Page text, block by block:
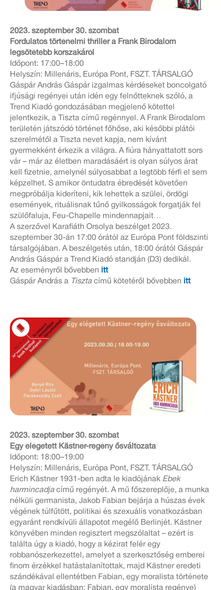
2023. szeptember 30. szombat
Fordulatos történelmi thriller a Frank Birodalom
legsötétebb korszakáról
Időpont: 17:00–18:00
Helyszín: Millenáris, Európa Pont, FSZT. TÁRSALGÓ
Gáspár András Gáspár izgalmas kérdéseket boncolgató
ifjúsági regényei után idén egy felnőtteknek szóló, a
Trend Kiadó gondozásában megjelenő kötettel
jelentkezik, a Tiszta című regénnyel. A Frank Birodalom
területén játszódó történet főhőse, aki későbbi plátói
szerelmétől a Tiszta nevet kapja, nem kívánt
gyermekként érkezik a világra. A fiúra hányattatott sors
vár – már az életben maradásáért is olyan súlyos árat
kell fizetnie, amelynél súlyosabbat a legtöbb férfi el sem
képzelhet. S amikor öntudatra ébredését követően
megpróbálja kideríteni, kik lehettek a szülei, ördögi
események, rituálisnak tűnő gyilkosságok forgatják fel
szülőfaluja, Feu-Chapelle mindennapjait…
A szerzővel Karafiáth Orsolya beszélget 2023.
szeptember 30-án 17:00 órától az Európa Pont földszinti
társalgójában. A beszélgetés után, 18:00 órától Gáspár
András Gáspár a Trend Kiadó standján (D3) dedikál.
Az eseményről bővebben itt
Gáspár András a Tiszta című kötetéről bővebben itt
2023. szeptember 30. szombat
Egy elégetett Kästner-regény ősváltozata
Időpont: 18:00–19:00
Helyszín: Millenáris, Európa Pont, FSZT. TÁRSALGÓ
Erich Kästner 1931-ben adta le kiadójának Ebek
harmincadja című regényét. A mű főszereplője, a munka
nélküli germanista, Jakob Fabian bejárja a húszas évek
végének túlfűtött, politikai és szexuális vonatkozásban
egyaránt rendkívüli állapotot megélő Berlinjét. Kästner
könyvében minden regisztert megszólaltat – ezért is
találta úgy a kiadó, hogy a kézirat felér egy
robbanószerkezettel, amelyet a szerkesztőség emberei
finom érzékkel hatástalanítottak, majd Kästner eredeti
szándékával ellentétben Fabian, egy moralista története
(a magyar kiadásban: Fabian, egy moralista regénye)